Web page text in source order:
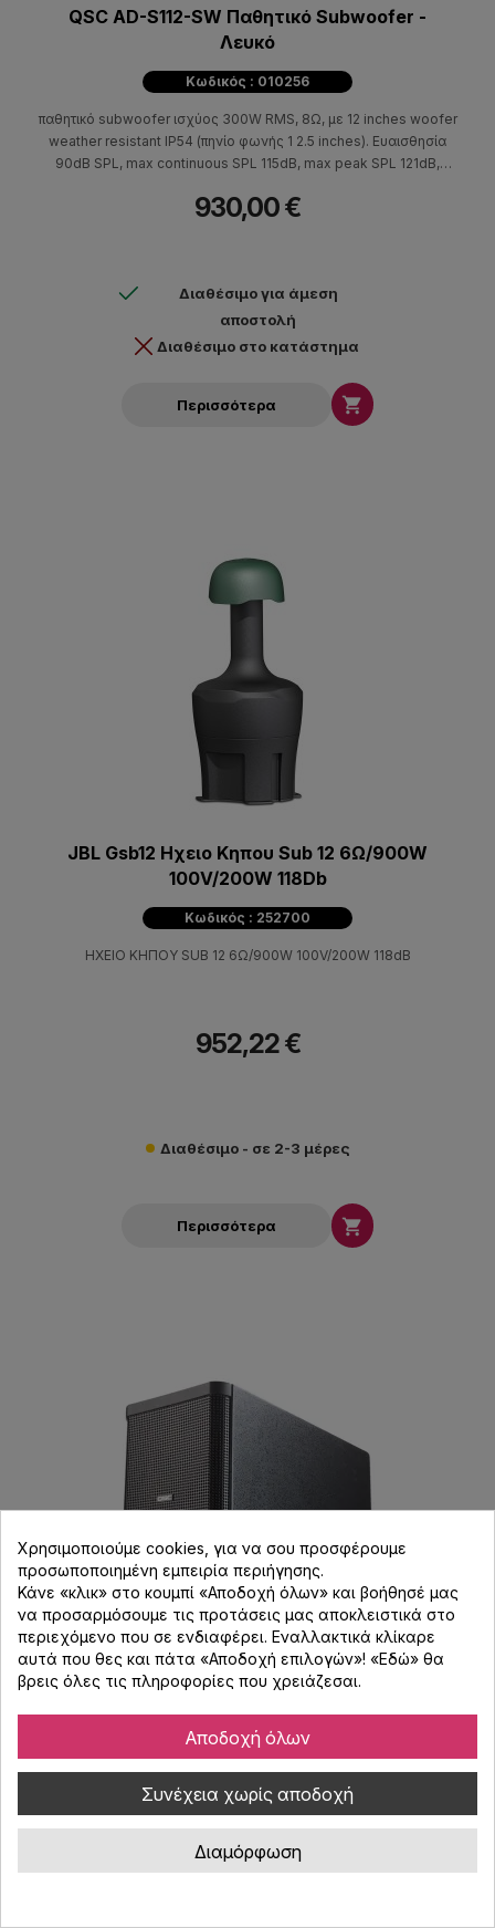
QSC AD-S112-SW Παθητικό Subwoofer -
Λευκό
Κωδικός : 010256
παθητικό subwoofer ισχύος 300W RMS, 8Ω, με 12 inches woofer
weather resistant IP54 (πηνίο φωνής 1 2.5 inches). Ευαισθησία
90dB SPL, max continuous SPL 115dB, max peak SPL 121dB,
connector. Περιλαμβάνει σύστημα στήριξης YMS12. Διαστάσεις
930,00 €
Διαθέσιμο για άμεση
αποστολή
Διαθέσιμο στο κατάστημα
Περισσότερα 
JBL Gsb12 Ηχειο Κηπου Sub 12 6Ω/900W
100V/200W 118Db
Κωδικός : 252700
ΗΧΕΙΟ ΚΗΠΟΥ SUB 12 6Ω/900W 100V/200W 118dB
952,22 €
Διαθέσιμο - σε 2-3 μέρες
Περισσότερα 
QSC AD-S28Tw-BK Παθητικό Subwoofer -
Κωδικός : 010110
QSC Subwoofer AD-SS28TW-BK με δύο 8" woofer ανθεκτικά
στις καιρικές συνθήκες, ισχύος 250W Continuous (700W peak),
με 120Hz low-pass filter με αντιστάθμιση εμπέδυσης. Διαθέτει
μετασχηματιστή 70V/100V με 8Ohm bypass. Καμπίνα σε μαύρο
χρώμα. Διαστάσεις (HxWxD) 404 x 251 x 603mm – 19,5 kg.
979,60 €
Χρησιμοποιούμε cookies, για να σου προσφέρουμε
προσωποποιημένη εμπειρία περιήγησης.
Κάνε «κλικ» στο κουμπί «Αποδοχή όλων» και βοήθησέ μας
να προσαρμόσουμε τις προτάσεις μας αποκλειστικά στο
περιεχόμενο που σε ενδιαφέρει. Εναλλακτικά κλίκαρε
αυτά που θες και πάτα «Αποδοχή επιλογών»! «Εδώ» θα
βρεις όλες τις πληροφορίες που χρειάζεσαι.
Αποδοχή όλων
Συνέχεια χωρίς αποδοχή
Διαμόρφωση